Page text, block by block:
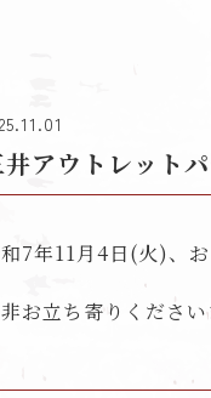
アウトレット
7年11月4日(火)、
お立ち寄りください